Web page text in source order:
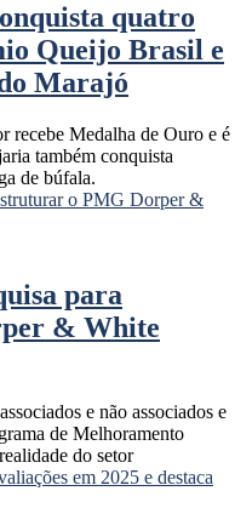
quatro
Queijo Brasil e
Marajó
recebe Medalha de Ouro e é
também conquista
de búfala.
para
& White
e não associados e
de Melhoramento
do setor